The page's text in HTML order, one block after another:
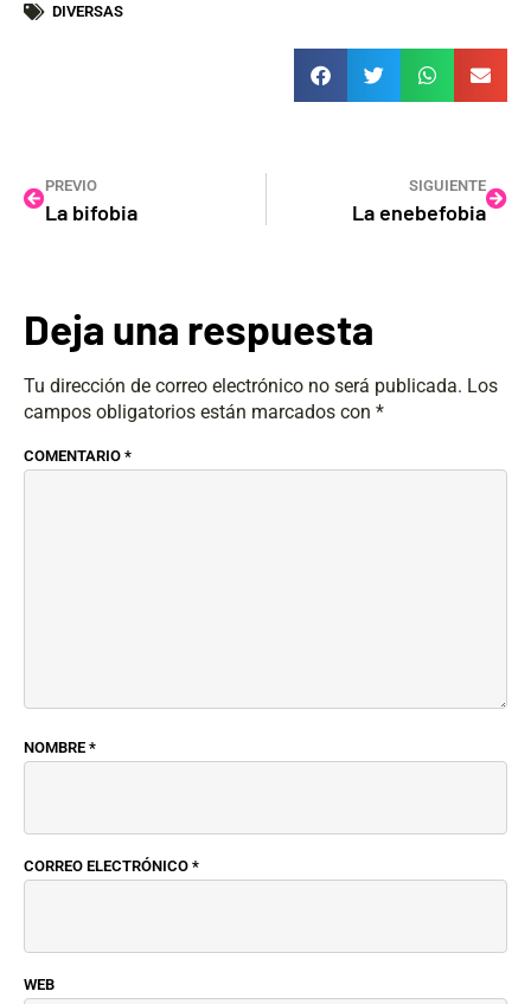
DIVERSAS
PREVIO
La bifobia
SIGUIENTE
La enebefobia
Deja una respuesta
Tu dirección de correo electrónico no será publicada. Los
campos obligatorios están marcados con *
COMENTARIO *
NOMBRE *
CORREO ELECTRÓNICO *
WEB